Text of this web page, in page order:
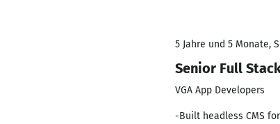
5 Jahre und 5 Monate,
Senior Full
VGA App Developers
-Built headless CMS